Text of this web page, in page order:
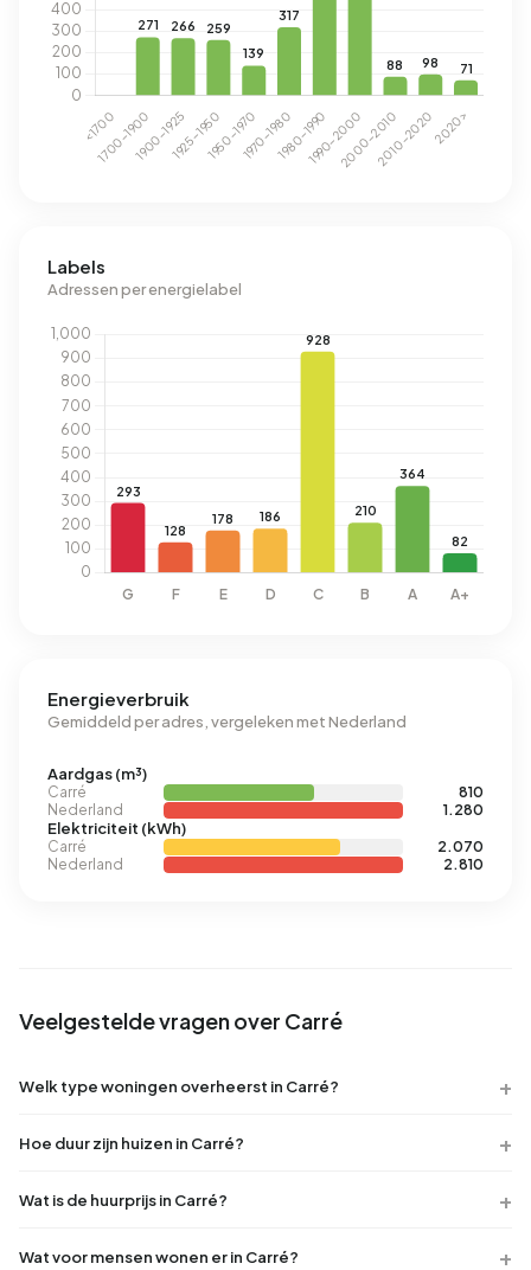
Labels
Adressen per energielabel
Energieverbruik
Gemiddeld per adres, vergeleken met Nederland
Aardgas (m³)
Carré
810
Nederland
1.280
Elektriciteit (kWh)
Carré
2.070
Nederland
2.810
Veelgestelde vragen over Carré
Welk type woningen overheerst in Carré?
Hoe duur zijn huizen in Carré?
Wat is de huurprijs in Carré?
Wat voor mensen wonen er in Carré?